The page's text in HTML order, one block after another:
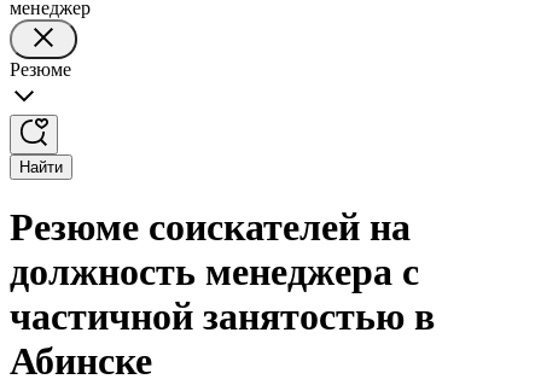
менеджер
Резюме
Найти
Резюме соискателей на
должность менеджера с
частичной занятостью в
Абинске